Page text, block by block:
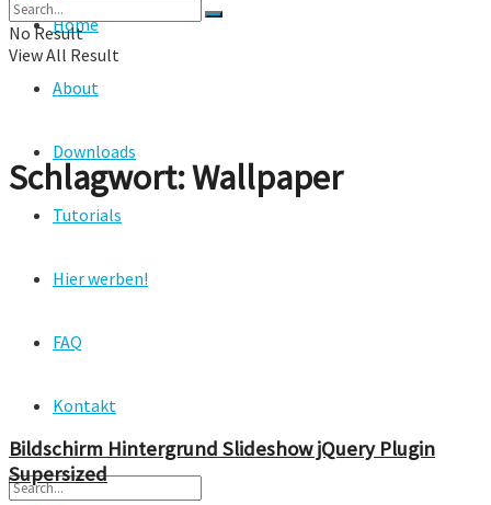
Home
About
Downloads
Tutorials
Hier werben!
FAQ
Kontakt
No Result
View All Result
Schlagwort:Wallpaper
Bildschirm Hintergrund Slideshow jQuery Plugin
Supersized